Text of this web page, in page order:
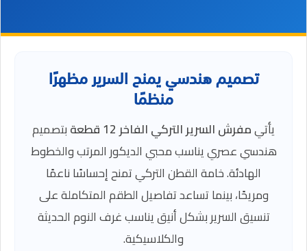
تصميم هندسي يمنح السرير مظهرًا
منظمًا
يأتيمفرش السرير التركي الفاخر 12 قطعة
بتصميم
هندسي عصري يناسب محبي الديكور المرتب والخطوط
الهادئة. خامة القطن التركي تمنح إحساسًا ناعمًا
ومريحًا، بينما تساعد تفاصيل الطقم المتكاملة على
تنسيق السرير بشكل أنيق يناسب غرف النوم الحديثة
والكلاسيكية.